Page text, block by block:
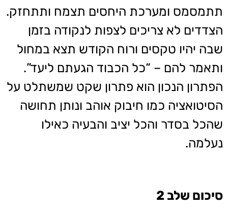
תתמסמס ומערכת היחסים תצמח ותתחזק.
הצדדים לא צריכים לצפות לנקודה בזמן
שבה יהיו טקסים ורוח הקודש תצא במחול
ותאמר להם – “כל הכבוד הגעתם ליעד”.
הפתרון הנכון הוא פתרון שקט שמשתלט על
הסיטואציה כמו חיבוק אוהב ונותן תחושה
שהכל בסדר והכל יציב והבעיה כאילו
נעלמה.
סיכום שלב 2